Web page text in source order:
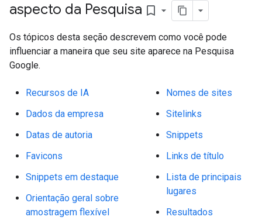
aspecto da Pesquisa bookmark_border
Os tópicos desta seção descrevem como você pode
influenciar a maneira que seu site aparece na Pesquisa
Google.
Recursos de IA
Dados da empresa
Datas de autoria
Favicons
Snippets em destaque
Orientação geral sobre
amostragem flexível
Nomes de sites
Sitelinks
Snippets
Links de título
Lista de principais
lugares
Resultados